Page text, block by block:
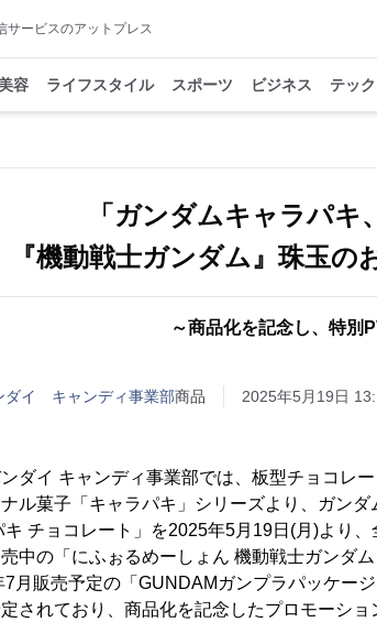
サービスのアットプレス
容 ライフスタイル スポーツ ビジネス テック
「ガンダムキャラパキ
『機動戦士ガンダム』珠玉の
～商品化を記念し、特別
ダイ キャンディ事業部商品 2025年5月19日
ダイ キャンディ事業部では、板型チョコレ
ル菓子「キャラパキ」シリーズより、ガン
キ チョコレート」を2025年5月19日(月)より
中の「にふぉるめーしょん 機動戦士ガンダ
7月販売予定の「GUNDAMガンプラパッケー
されており、商品化を記念したプロモーショ